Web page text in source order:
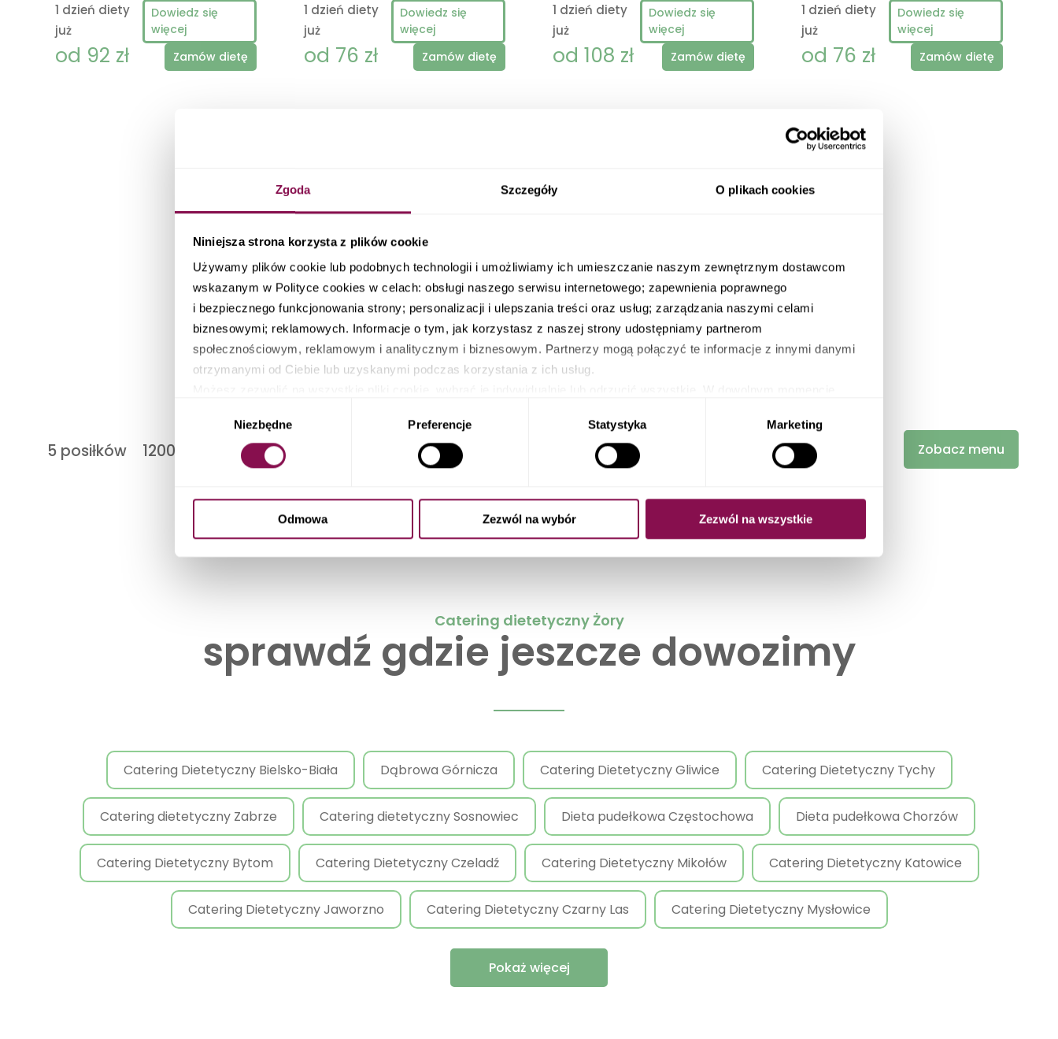
Zgoda Szczegóły O plikach cookies
Niniejsza strona korzysta z plików cookie
Używamy plików cookie lub podobnych technologii i umożliwiamy ich umieszczanie naszym zewnętrznym dostawcom
wskazanym w Polityce cookies w celach: obsługi naszego serwisu internetowego; zapewnienia poprawnego
i bezpiecznego funkcjonowania strony; personalizacji i ulepszania treści oraz usług; zarządzania naszymi celami
biznesowymi; reklamowych. Informacje o tym, jak korzystasz z naszej strony udostępniamy partnerom
społecznościowym, reklamowym i analitycznym i biznesowym. Partnerzy mogą połączyć te informacje z innymi danymi
otrzymanymi od Ciebie lub uzyskanymi podczas korzystania z ich usług.
zarządzania ustawieniami plików cookies a także poprzez zmianę ustawień Twojej przeglądarki.
Niezbędne Preferencje Statystyka Marketing
Odmowa Zezwól na wybór Zezwól na wszystkie
1 dzień diety
już
od 92 zł
Dowiedz się
więcej
Zamów dietę
1 dzień diety
już
od 76 zł
Dowiedz się
więcej
Zamów dietę
1 dzień diety
już
od 108 zł
Dowiedz się
więcej
Zamów dietę
1 dzień diety
już
od 76 zł
Dowiedz się
więcej
Zamów dietę
lub skorzystaj
z diety z wyborem menu!
5 posiłków 1200-2500 kcal codziennie 30 dań do wyboru Zobacz menu
Catering dietetyczny Żory
sprawdź gdzie jeszcze dowozimy
Catering Dietetyczny Bielsko-Biała Dąbrowa Górnicza Catering Dietetyczny Gliwice Catering Dietetyczny Tychy
Catering dietetyczny Zabrze Catering dietetyczny Sosnowiec Dieta pudełkowa Częstochowa Dieta pudełkowa Chorzów
Catering Dietetyczny Bytom Catering Dietetyczny Czeladź Catering Dietetyczny Mikołów Catering Dietetyczny Katowice
Catering Dietetyczny Jaworzno Catering Dietetyczny Czarny Las Catering Dietetyczny Mysłowice
Pokaż więcej